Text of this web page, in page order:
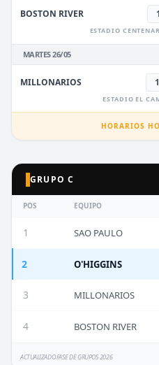
BOSTON RIVER
ESTADIO
MARTES 26/05
MILLONARIOS
ESTADIO EL
HORARIOS
GRUPO C
POS EQUIPO
1 SAO PAULO
2 O'HIGGINS
3 MILLONARIOS
4 BOSTON RIVER
ACTUALIZADO FASE DE GRUPOS 2026